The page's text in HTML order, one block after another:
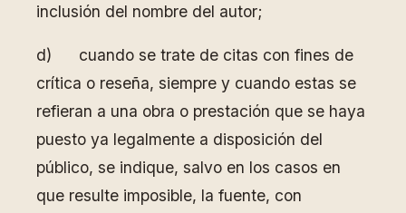
inclusión del nombre del autor;
d) cuando se trate de citas con fines de
crítica o reseña, siempre y cuando estas se
refieran a una obra o prestación que se haya
puesto ya legalmente a disposición del
público, se indique, salvo en los casos en
que resulte imposible, la fuente, con